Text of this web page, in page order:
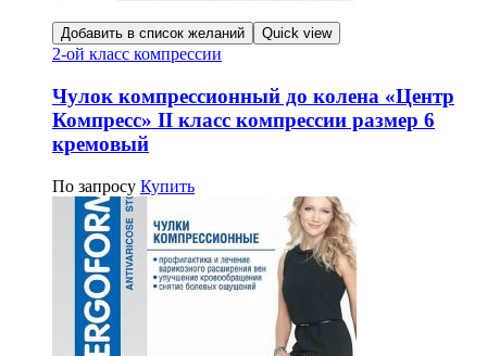
Добавить в список желаний Quick view
2-ой класс компрессии
Чулок компрессионный до колена «Центр
Компресс» II класс компрессии размер 6
кремовый
По запросу Купить